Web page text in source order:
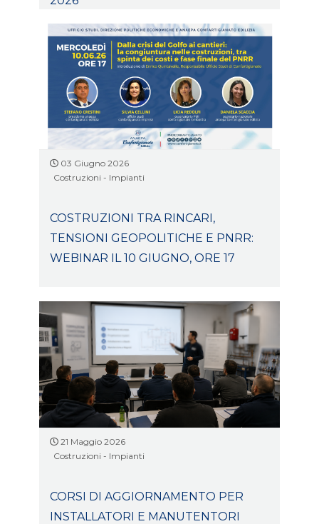
03 Giugno 2026
Costruzioni - Impianti
COSTRUZIONI TRA RINCARI,
TENSIONI GEOPOLITICHE E PNRR:
WEBINAR IL 10 GIUGNO, ORE 17
21 Maggio 2026
Costruzioni - Impianti
CORSI DI AGGIORNAMENTO PER
INSTALLATORI E MANUTENTORI